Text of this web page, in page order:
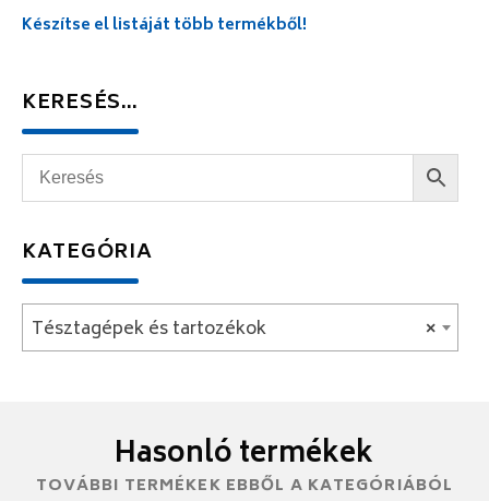
Készítse el listáját több termékből!
KERESÉS…
KATEGÓRIA
×
Tésztagépek és tartozékok
Hasonló termékek
TOVÁBBI TERMÉKEK EBBŐL A KATEGÓRIÁBÓL